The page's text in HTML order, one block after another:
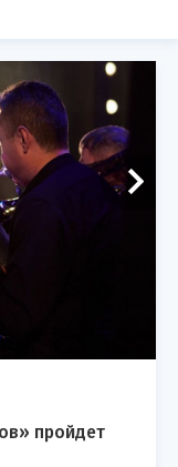
пройдет